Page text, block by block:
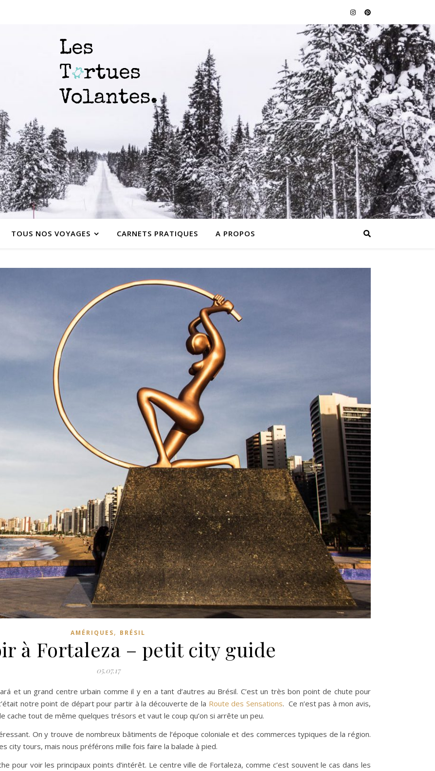
TOUS NOS VOYAGES CARNETS PRATIQUES A PROPOS
AMÉRIQUES, BRÉSIL
à Fortaleza – petit city guide
05.07.17
et un grand centre urbain comme il y en a tant d’autres au Brésil. C’est un très bon point de chute pour
notre point de départ pour partir à la découverte de la Route des Sensations. Ce n’est pas à mon avis,
cache tout de même quelques trésors et vaut le coup qu’on si arrête un peu.
On y trouve de nombreux bâtiments de l’époque coloniale et des commerces typiques de la région.
city tours, mais nous préférons mille fois faire la balade à pied.
pour voir les principaux points d’intérêt. Le centre ville de Fortaleza, comme c’est souvent le cas dans les